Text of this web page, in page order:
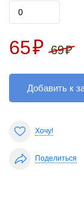
65₽ 69₽
Добавить к
Хочу!
Поделиться